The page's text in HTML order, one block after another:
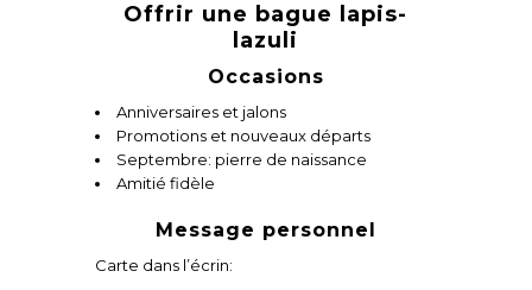
Offrir une bague lapis-
lazuli
Occasions
Anniversaires et jalons
Promotions et nouveaux départs
Septembre: pierre de naissance
Amitié fidèle
Message personnel
Carte dans l’écrin: